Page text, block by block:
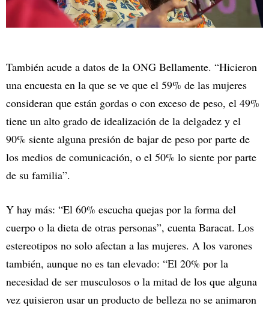
También acude a datos de la ONG Bellamente. “Hicieron
una encuesta en la que se ve que el 59% de las mujeres
consideran que están gordas o con exceso de peso, el 49%
tiene un alto grado de idealización de la delgadez y el
90% siente alguna presión de bajar de peso por parte de
los medios de comunicación, o el 50% lo siente por parte
de su familia”.
Y hay más: “El 60% escucha quejas por la forma del
cuerpo o la dieta de otras personas”, cuenta Baracat. Los
estereotipos no solo afectan a las mujeres. A los varones
también, aunque no es tan elevado: “El 20% por la
necesidad de ser musculosos o la mitad de los que alguna
vez quisieron usar un producto de belleza no se animaron